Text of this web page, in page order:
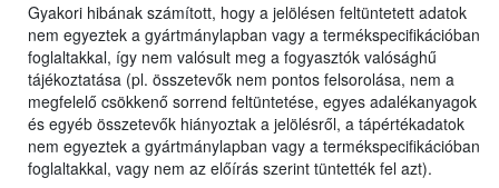
Gyakori hibának számított, hogy a jelölésen feltüntetett adatok
nem egyeztek a gyártmánylapban vagy a termékspecifikációban
foglaltakkal, így nem valósult meg a fogyasztók valósághű
tájékoztatása (pl. összetevők nem pontos felsorolása, nem a
megfelelő csökkenő sorrend feltüntetése, egyes adalékanyagok
és egyéb összetevők hiányoztak a jelölésről, a tápértékadatok
nem egyeztek a gyártmánylapban vagy a termékspecifikációban
foglaltakkal, vagy nem az előírás szerint tüntették fel azt).